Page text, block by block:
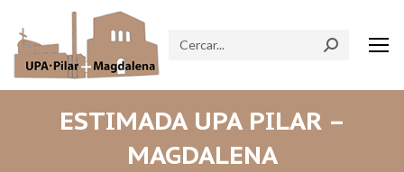
Search:
ESTIMADA UPA PILAR –
MAGDALENA